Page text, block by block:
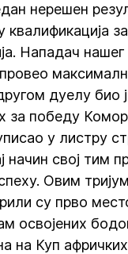
нерешен
квалификација
Нападач нашег
дуелу био
за победу
у листру
начин свој тим
Овим
су прво
освојених
на Куп